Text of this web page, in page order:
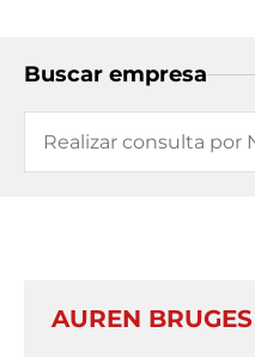
Buscar empresa
AUREN